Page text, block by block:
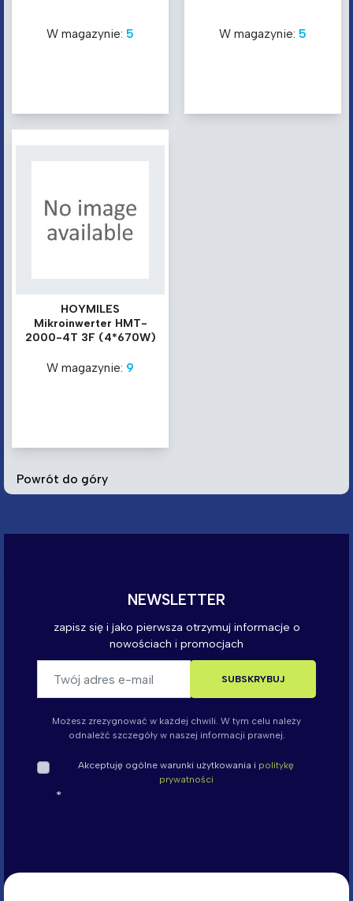
W magazynie: 5 W magazynie: 5
HOYMILES
Mikroinwerter HMT-
2000-4T 3F (4*670W)
W magazynie: 9
Powrót do góry
Możesz zrezygnować w każdej chwili. W tym celu należy
odnaleźć szczegóły w naszej informacji prawnej.
Akceptuję ogólne warunki użytkowania i politykę
prywatności